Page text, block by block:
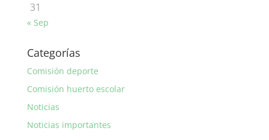
31
« Sep
Categorías
Comisión deporte
Comisión huerto escolar
Noticias
Noticias importantes